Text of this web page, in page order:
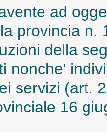
ad
provincia n.
della
nonche'
servizi (art.
16